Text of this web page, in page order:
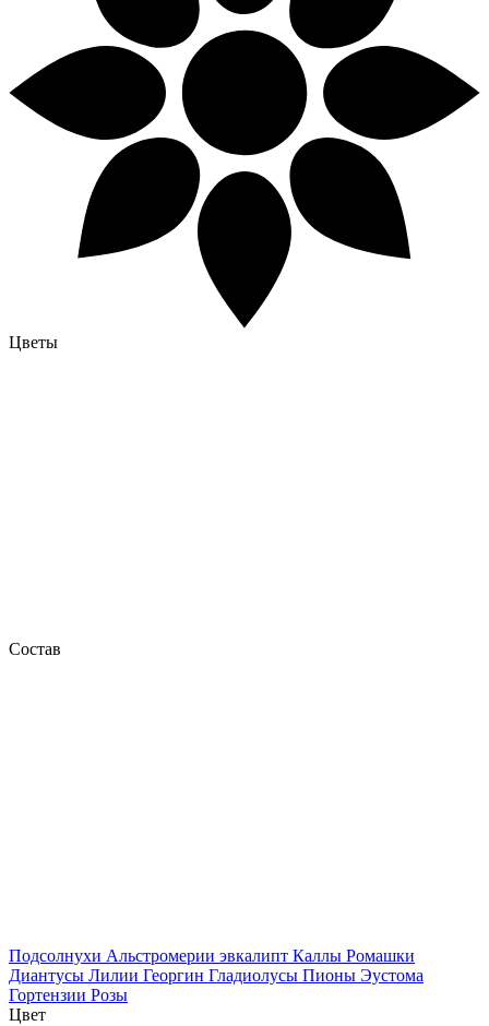
Цветы
Состав
Подсолнухи Альстромерии эвкалипт Каллы Ромашки
Диантусы Лилии Георгин Гладиолусы Пионы Эустома
Гортензии Розы
Цвет